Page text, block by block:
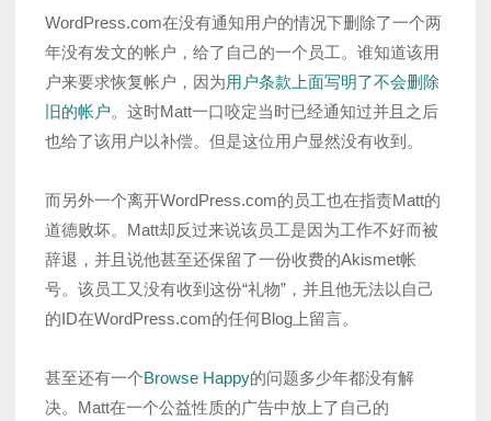
WordPress.com在没有通知用户的情况下删除了一个两
年没有发文的帐户，给了自己的一个员工。谁知道该用
户来要求恢复帐户，因为用户条款上面写明了不会删除
旧的帐户。这时Matt一口咬定当时已经通知过并且之后
也给了该用户以补偿。但是这位用户显然没有收到。
而另外一个离开WordPress.com的员工也在指责Matt的
道德败坏。Matt却反过来说该员工是因为工作不好而被
辞退，并且说他甚至还保留了一份收费的Akismet帐
号。该员工又没有收到这份“礼物”，并且他无法以自己
的ID在WordPress.com的任何Blog上留言。
甚至还有一个Browse Happy的问题多少年都没有解
决。Matt在一个公益性质的广告中放上了自己的